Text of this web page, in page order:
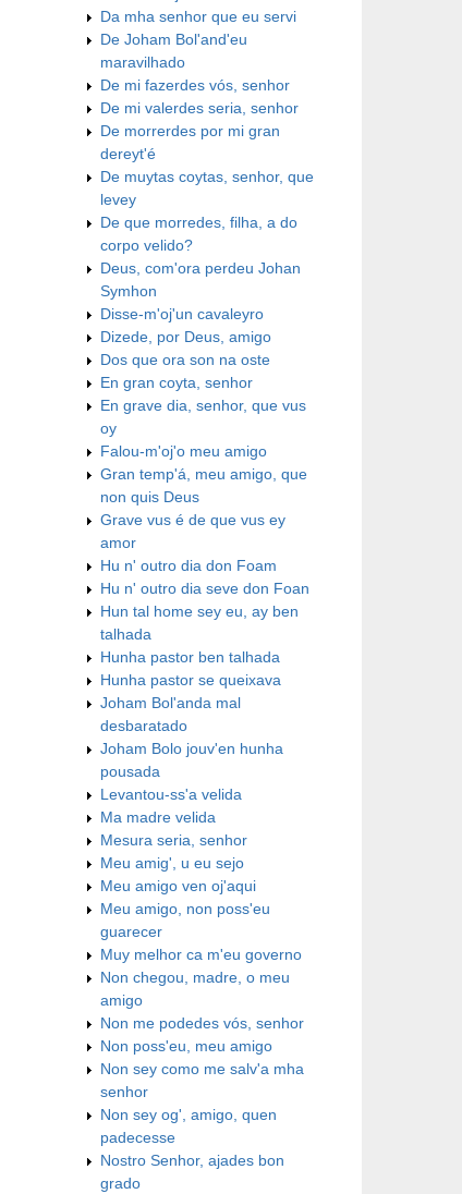
Da mha senhor que eu servi
De Joham Bol'and'eu
maravilhado
De mi fazerdes vós, senhor
De mi valerdes seria, senhor
De morrerdes por mi gran
dereyt'é
De muytas coytas, senhor, que
levey
De que morredes, filha, a do
corpo velido?
Deus, com'ora perdeu Johan
Symhon
Disse-m'oj'un cavaleyro
Dizede, por Deus, amigo
Dos que ora son na oste
En gran coyta, senhor
En grave dia, senhor, que vus
oy
Falou-m'oj'o meu amigo
Gran temp'á, meu amigo, que
non quis Deus
Grave vus é de que vus ey
amor
Hu n' outro dia don Foam
Hu n' outro dia seve don Foan
Hun tal home sey eu, ay ben
talhada
Hunha pastor ben talhada
Hunha pastor se queixava
Joham Bol'anda mal
desbaratado
Joham Bolo jouv'en hunha
pousada
Levantou-ss'a velida
Ma madre velida
Mesura seria, senhor
Meu amig', u eu sejo
Meu amigo ven oj'aqui
Meu amigo, non poss'eu
guarecer
Muy melhor ca m'eu governo
Non chegou, madre, o meu
amigo
Non me podedes vós, senhor
Non poss'eu, meu amigo
Non sey como me salv'a mha
senhor
Non sey og', amigo, quen
padecesse
Nostro Senhor, ajades bon
grado